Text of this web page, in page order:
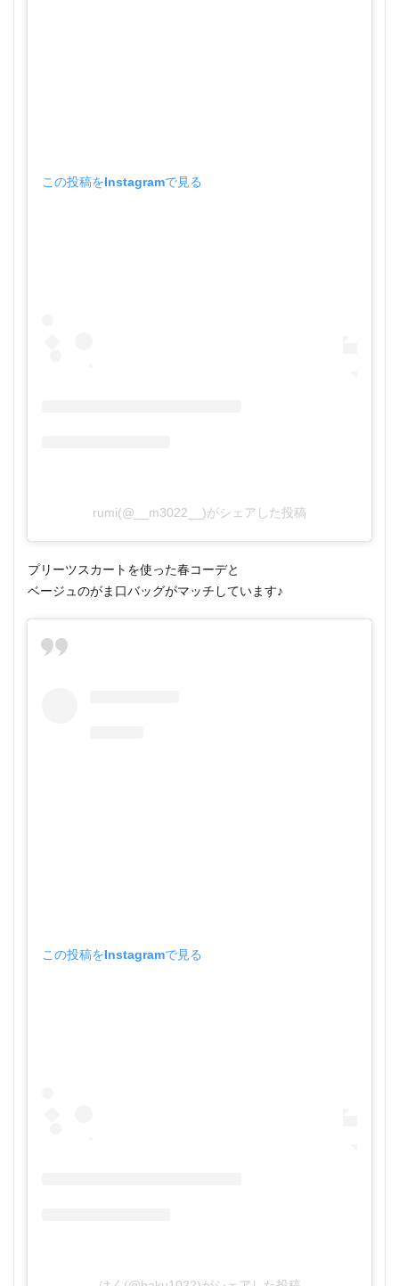
この投稿をInstagramで見る
rumi(@__m3022__)がシェアした投稿
プリーツスカートを使った春コーデと
ベージュのがま口バッグがマッチしています♪
この投稿をInstagramで見る